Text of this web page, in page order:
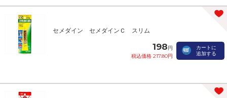
セメダイン セメダインＣ スリム
198円
税込価格 217.80円
カートに
追加する